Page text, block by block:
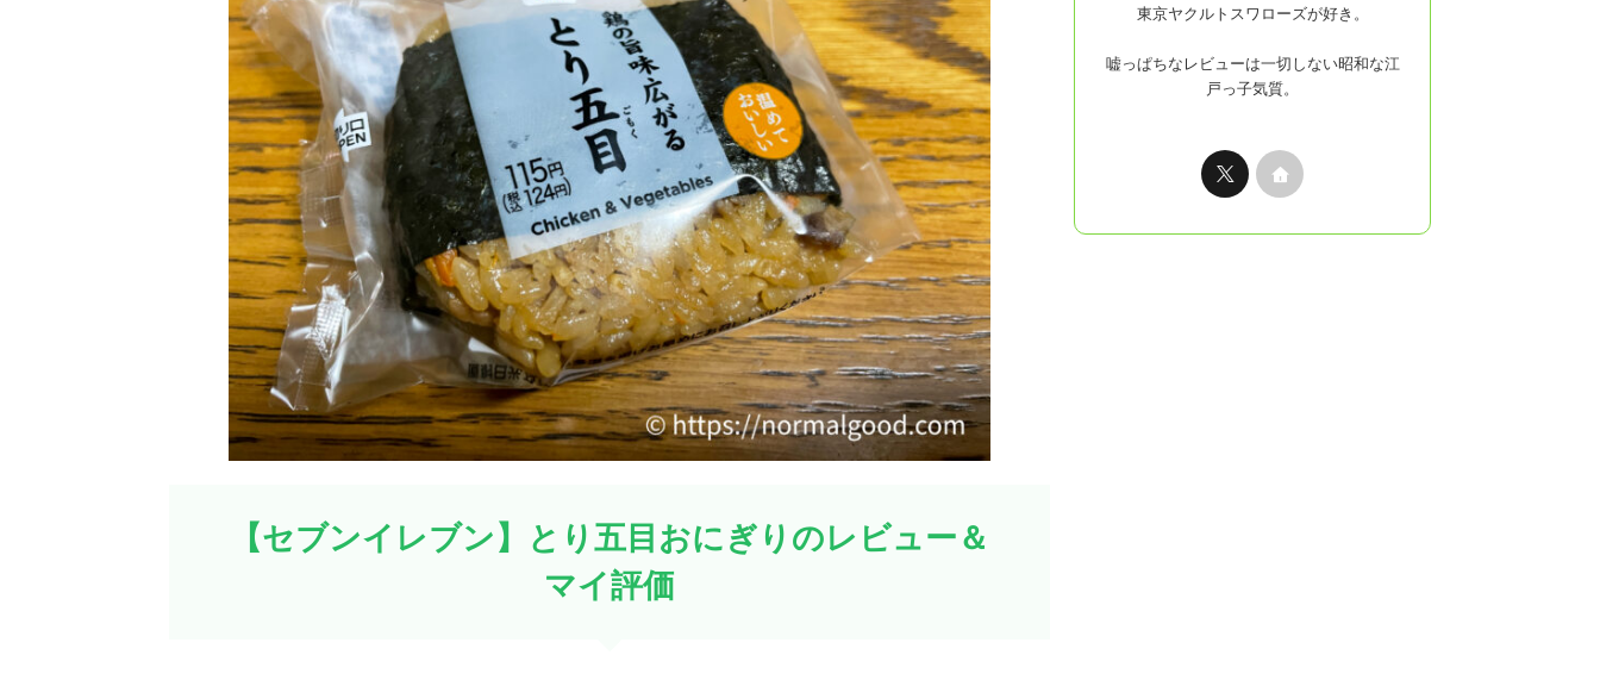
【セブンイレブン】とり五目おにぎりのレビュー＆
マイ評価
東京ヤクルトスワローズが好き。
嘘っぱちなレビューは一切しない昭和な江
戸っ子気質。